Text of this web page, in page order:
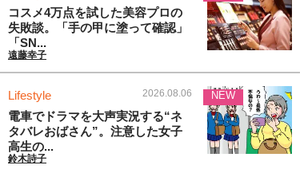
コスメ4万点を試した美容プロの
失敗談。「手の甲に塗って確認」
「SN...
遠藤幸子
Lifestyle 2026.08.06
電車でドラマを大声実況する“ネ
タバレおばさん”。注意した女子
高生の...
鈴木詩子
NEW